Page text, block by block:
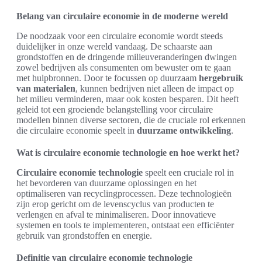
Belang van circulaire economie in de moderne wereld
De noodzaak voor een circulaire economie wordt steeds
duidelijker in onze wereld vandaag. De schaarste aan
grondstoffen en de dringende milieuveranderingen dwingen
zowel bedrijven als consumenten om bewuster om te gaan
met hulpbronnen. Door te focussen op duurzaam hergebruik
van materialen, kunnen bedrijven niet alleen de impact op
het milieu verminderen, maar ook kosten besparen. Dit heeft
geleid tot een groeiende belangstelling voor circulaire
modellen binnen diverse sectoren, die de cruciale rol erkennen
die circulaire economie speelt in duurzame ontwikkeling.
Wat is circulaire economie technologie en hoe werkt het?
Circulaire economie technologie speelt een cruciale rol in
het bevorderen van duurzame oplossingen en het
optimaliseren van recyclingprocessen. Deze technologieën
zijn erop gericht om de levenscyclus van producten te
verlengen en afval te minimaliseren. Door innovatieve
systemen en tools te implementeren, ontstaat een efficiënter
gebruik van grondstoffen en energie.
Definitie van circulaire economie technologie